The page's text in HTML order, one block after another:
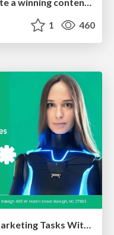
The B2B funnel & how to create a winning content strategy
1 460